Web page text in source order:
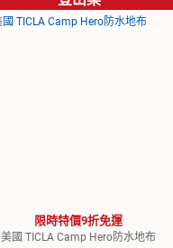
限時特價9折免運
美國 TICLA Camp Hero防水地布